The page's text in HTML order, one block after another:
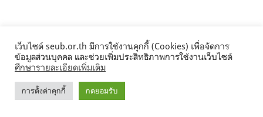
©2017 Seub.or.th
เว็บไซต์ seub.or.th มีการใช้งานคุกกี้ (Cookies) เพื่อจัดการ
ข้อมูลส่วนบุคคล และช่วยเพิ่มประสิทธิภาพการใช้งานเว็บไซต์
ศึกษารายละเอียดเพิ่มเติม
การตั้งค่าคุกกี้ กดยอมรับ